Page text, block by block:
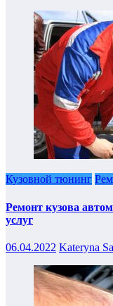
Кузовной тюнинг
Ремонт кузова
услуг
06.04.2022 Kateryna